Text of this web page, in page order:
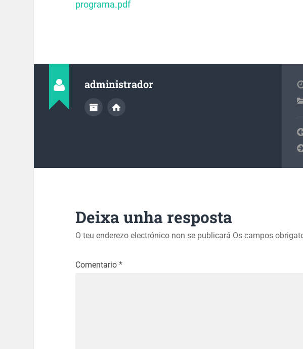
programa.pdf
administrador
Deixa unha resposta
O teu enderezo electrónico non se publicará Os campos
Comentario *